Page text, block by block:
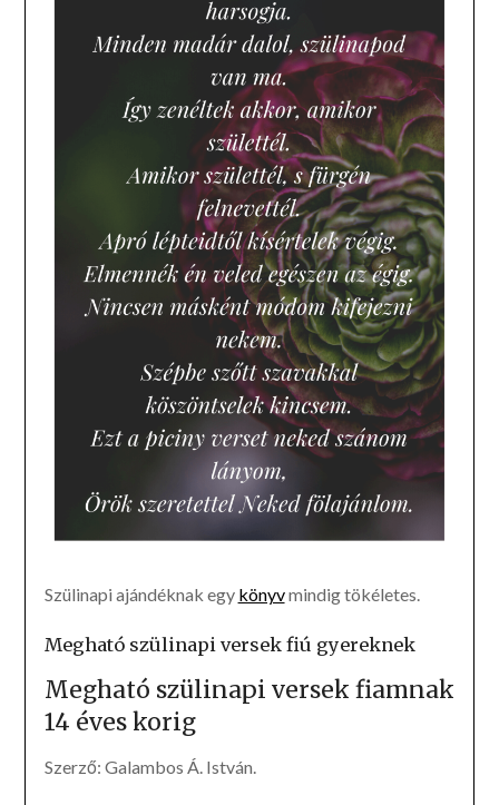
Szülinapi ajándéknak egy könyvmindig tökéletes.
Megható szülinapi versek fiú gyereknek
Megható szülinapi versek fiamnak
14 éves korig
Szerző: Galambos Á. István.